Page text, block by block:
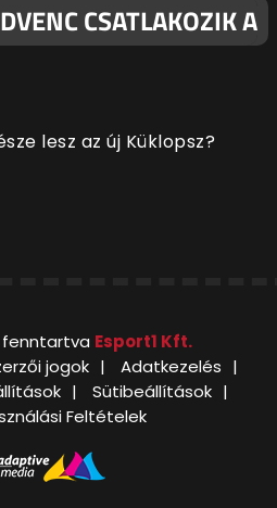
CSATLAKOZIK A
lesz az új Küklopsz?
fenntartva Esport1 Kft.
jogok
Adatkezelés
Sütibeállítások
Feltételek